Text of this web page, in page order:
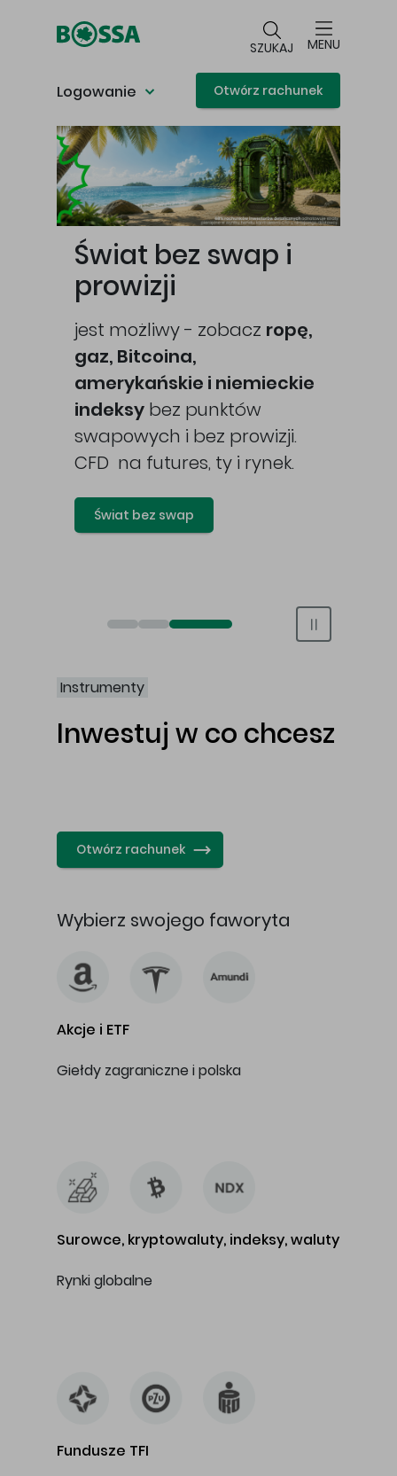
SZUKAJ MENU
Logowanie Otwórz rachunek
Główna treść
Świat bez swap i
prowizji
jest możliwy - zobacz ropę,
gaz, Bitcoina,
amerykańskie i niemieckie
indeksy bez punktów
swapowych i bez prowizji.
CFD na futures, ty i rynek.
Świat bez swap
Otwórz rachunek maklerski online
Otwórz konto IKE/IKZE
Świat bez swap i prowizji
Instrumenty
Inwestuj w co chcesz
Otwórz rachunek
Wybierz swojego faworyta
Akcje i ETF
Giełdy zagraniczne i polska
Surowce, kryptowaluty, indeksy, waluty
Rynki globalne
Fundusze TFI